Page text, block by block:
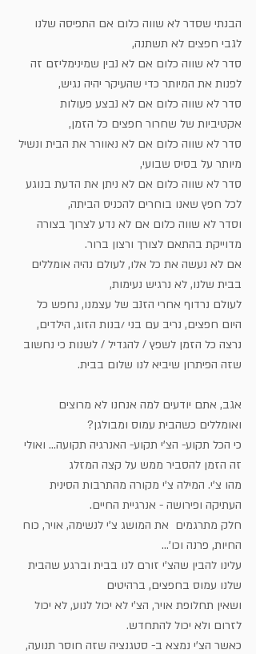
הבנתי שסדר לא שווה כלום אם התפיסה שלנו
לגבי חפצים לא תשתנה,
סדר לא שווה כלום אם לא נבין שמינימליזם זה
לפנות את המיותר כדי שהעיקר יהיה נגיש,
סדר לא שווה כלום אם לא נבצע פעולות
אקטיביות של שחרור חפצים כל הזמן,
סדר לא שווה כלום אם לא נאוורר את הבית ונשיל
מיותר על בסיס שבועי,
סדר לא שווה כלום אם לא ניתן את הדעת בנוגע
לכל חפץ שאנו בוחרים להכניס הביתה,
וסדר לא שווה כלום אם לא נדע לצרוך בצורה
מדוייקת בהתאם לצורך ורצון ברור.
אם לא נעשה את כל אלו, לעולם נהיה אומללים
בבית שלנו, לא נרגיש נעימות,
לעולם נרדוף אחרי הזנב של עצמנו, נחפש כל
היום חפצים, נריב עם בני /בנות הזוג, הילדים,
נרצה כל הזמן לשפץ / להגדיל / לשנות כי נחשוב
שזה הפיתרון שיביא לנו שלום בבית.
אגב, אתם יודעים למה אנחנו לא מרוצים
ואומללים כשהבית עמוס ומבולגן?
כי הכל תקוע- הצ'י תקוע- האנרגיה תקועה... ואולי
זה הזמן להסביר ממש על קצה המזלג
מהו צ'י. המילה צ'י מקורה מהתרבות הסינית
העתיקה ופירושה - אנרגיית החיים.
חלק מתרגמים  את המושג צ'י לנשימה, אויר, כוח
החיות, פרנה וכו'...
עלינו להבין שהצ'י זורם לנו בבית וברגע שהבית
שלנו עמוס בחפצים, ברהיטים
ושאין תחלופת אויר, הצ'י לא יכול לנוע, לא יכול
לזרום ולא יכול להתחדש.
כאשר הצ'י נמצא ב- סטגנציה שזה חוסר תנועה,